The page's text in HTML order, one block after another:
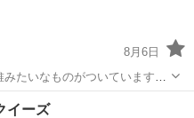
8月6日
たいなものがついています。
です。
ーズ
イーズ